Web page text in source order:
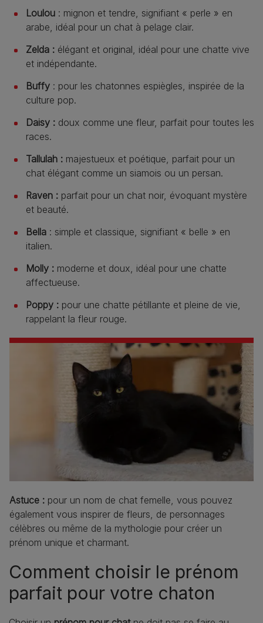
Loulou : mignon et tendre, signifiant « perle » en
arabe, idéal pour un chat à pelage clair.
Zelda : élégant et original, idéal pour une chatte vive
et indépendante.
Buffy : pour les chatonnes espiègles, inspirée de la
culture pop.
Daisy : doux comme une fleur, parfait pour toutes les
races.
Tallulah : majestueux et poétique, parfait pour un
chat élégant comme un siamois ou un persan.
Raven : parfait pour un chat noir, évoquant mystère
et beauté.
Bella : simple et classique, signifiant « belle » en
italien.
Molly : moderne et doux, idéal pour une chatte
affectueuse.
Poppy : pour une chatte pétillante et pleine de vie,
rappelant la fleur rouge.
Astuce : pour un nom de chat femelle, vous pouvez
également vous inspirer de fleurs, de personnages
célèbres ou même de la mythologie pour créer un
prénom unique et charmant.
Comment choisir le prénom
parfait pour votre chaton